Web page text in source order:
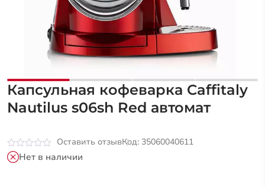
Капсульная кофеварка Caffitaly
Nautilus s06sh Red автомат
Оценка
0
Оставить отзывКод: 35060040611
Нет в наличии